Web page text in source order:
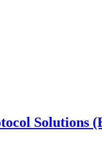
Solutions